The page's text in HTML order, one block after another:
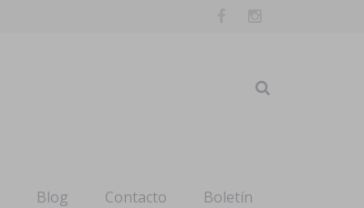
Blog Contacto Boletín